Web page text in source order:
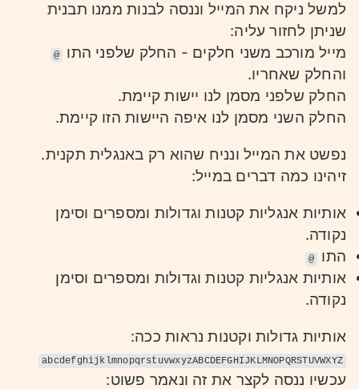
למשל ניקח את המייל וננסה לבנות ממנו תבנית
שניתן לחזור עליה:
מייל מורכב משני חלקים - החלק שלפני התו
@
והחלק שאחריו.
החלק שלפני מסמן לנו יישות קיימת.
החלק השני מסמן לנו איפה היישות הזו קיימת.
נפשט את המייל ונניח שהוא רק באנגלית תקנית.
זיהינו כמה דברים במייל:
אותיות אנגליות קטנות וגדולות ומספרים וסימן
נקודה.
התו
@
אותיות אנגליות קטנות וגדולות ומספרים וסימן
נקודה.
אותיות גדולות וקטנות נראות ככה:
abcdefghijklmnopqrstuvwxyzABCDEFGHIJKLMNOPQRSTUVWXYZ
עכשיו ננסה לקצר את זה ונאמר פשוט: